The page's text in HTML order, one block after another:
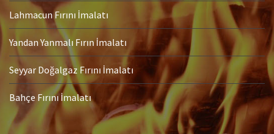
Lahmacun Fırını İmalatı
Yandan Yanmalı Fırın İmalatı
Seyyar Doğalgaz Fırını İmalatı
Bahçe Fırını İmalatı